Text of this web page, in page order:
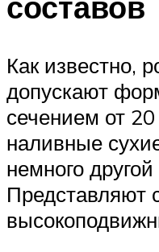
Как известно,
допускают
сечением от
наливные
немного другой
Представляют